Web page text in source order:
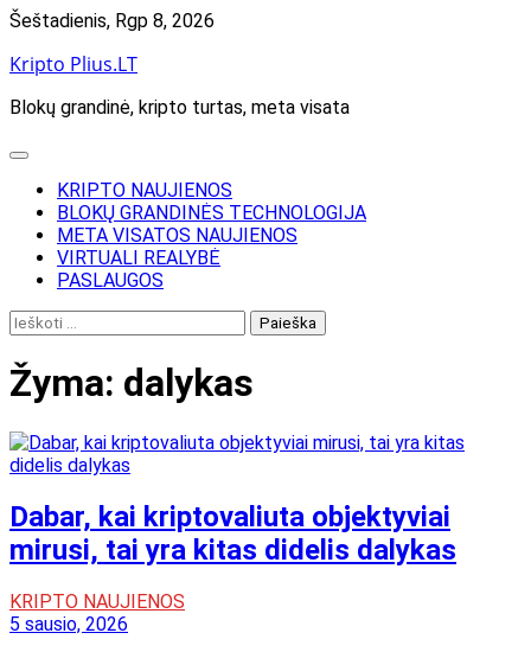
Skip
content
Šeštadienis, Rgp 8, 2026
Kripto Plius.LT
Blokų grandinė, kripto turtas, meta visata
KRIPTO NAUJIENOS
BLOKŲ GRANDINĖS TECHNOLOGIJA
META VISATOS NAUJIENOS
VIRTUALI REALYBĖ
PASLAUGOS
Ieškoti:
Žyma: dalykas
Dabar, kai kriptovaliuta objektyviai
mirusi, tai yra kitas didelis dalykas
KRIPTO NAUJIENOS
5 sausio, 2026